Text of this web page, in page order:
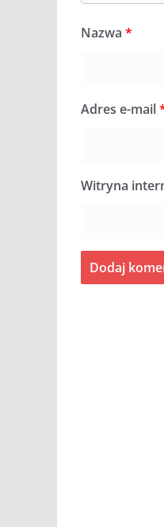
Nazwa *
Adres e-mail
Witryna